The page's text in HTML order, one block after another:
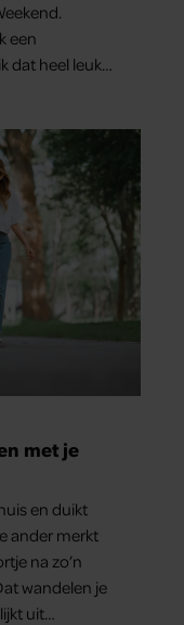
een
dat heel leuk
met je
en duikt
ander merkt
na zo’n
wandelen je
uit